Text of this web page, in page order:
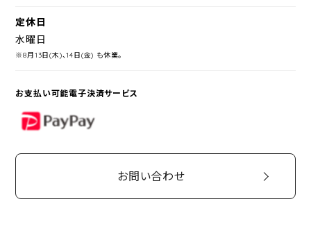
定休日
水曜日
※8月13日(木)、14日(金) も休業。
お支払い可能電子決済サービス
PayPay
お問い合わせ